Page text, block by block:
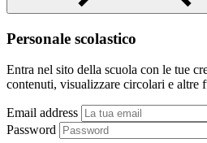
Personale scolastico
Entra nel sito della scuola con le tue
contenuti, visualizzare circolari e altre
Email address
Password